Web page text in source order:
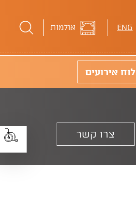
ENG אולמות
לוח אירועים
צרו קשר